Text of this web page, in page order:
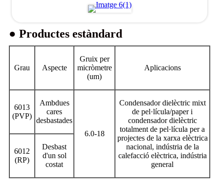
● Productes estàndard
Grau Aspecte
Gruix per
micròmetre
(um)
Aplicacions
6013
(PVP)
Ambdues
cares
desbastades
6.0-18
Condensador dielèctric mixt
de pel·lícula/paper i
condensador dielèctric
totalment de pel·lícula per a
projectes de la xarxa elèctrica
nacional, indústria de la
calefacció elèctrica, indústria
general
6012
(RP)
Desbast
d'un sol
costat